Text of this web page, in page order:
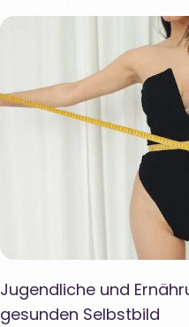
Jugendliche und
gesunden Selbstbild